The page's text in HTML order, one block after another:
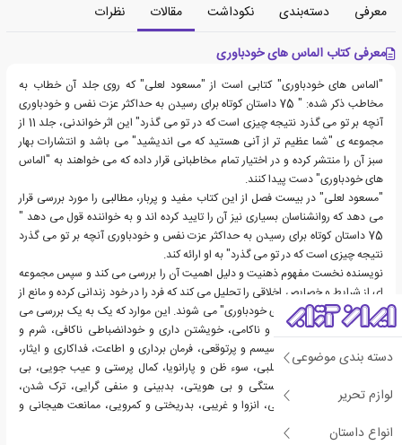
دسته بندی موضوعی
لوازم تحریر
انواع داستان
معرفی دسته‌بندی نکوداشت مقالات
نظرات
معرفی کتاب الماس های خودباوری
"الماس های خودباوری" کتابی است از "مسعود لعلی" که روی جلد آن خطاب به
مخاطب ذکر شده: " 75 داستان کوتاه برای رسیدن به حداکثر عزت نفس و خودباوری
آنچه بر تو می گذرد نتیجه چیزی است که در تو می گذرد" این اثر خواندنی، جلد 11 از
مجموعه ی "شما عظیم تر از آنی هستید که می اندیشید" می باشد و انتشارات بهار
سبز آن را منتشر کرده و در اختیار تمام مخاطبانی قرار داده که می خواهند به "الماس
های خودباوری" دست پیدا کنند.
"مسعود لعلی" در بیست فصل از این کتاب مفید و پربار، مطالبی را مورد بررسی قرار
می دهد که روانشناسان بسیاری نیز آن را تایید کرده اند و به خواننده قول می دهد "
75 داستان کوتاه برای رسیدن به حداکثر عزت نفس و خودباوری آنچه بر تو می گذرد
نتیجه چیزی است که در تو می گذرد" به او ارائه کند.
نویسنده نخست مفهوم ذهنیت و دلیل اهمیت آن را بررسی می کند و سپس مجموعه
ای از شرایط و خصایص اخلاقی را تحلیل می کند که فرد را در خود زندانی کرده و مانع از
رسیدن وی به "الماس های خودباوری" می شوند. این موارد که یک به یک بررسی می
شوند عبارتند از: شکست و ناکامی، خویشتن داری و خودانضباطی ناکافی، شرم و
نقص، آسیب و گزند، نارسیسم و پرتوقعی، فرمان برداری و اطاعت، فداکاری و ایثار،
پذیرش جویی و توجه طلبی، سوء ظن و پارانویا، کمال پرستی و عیب جویی، بی
کفایتی و وابستگی، دلبستگی و بی هویتی، بدبینی و منفی گرایی، ترک شدن،
محرومیت و کمبود عاطفی، انزوا و غریبی، بدریختی و کمرویی، ممانعت هیجانی و
تنبیه و مجازات.